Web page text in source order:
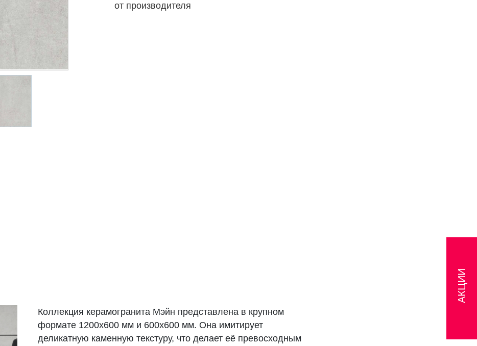
от производителя
Коллекция керамогранита Мэйн представлена в крупном
формате 1200х600 мм и 600х600 мм. Она имитирует
деликатную каменную текстуру, что делает её превосходным
АКЦИИ